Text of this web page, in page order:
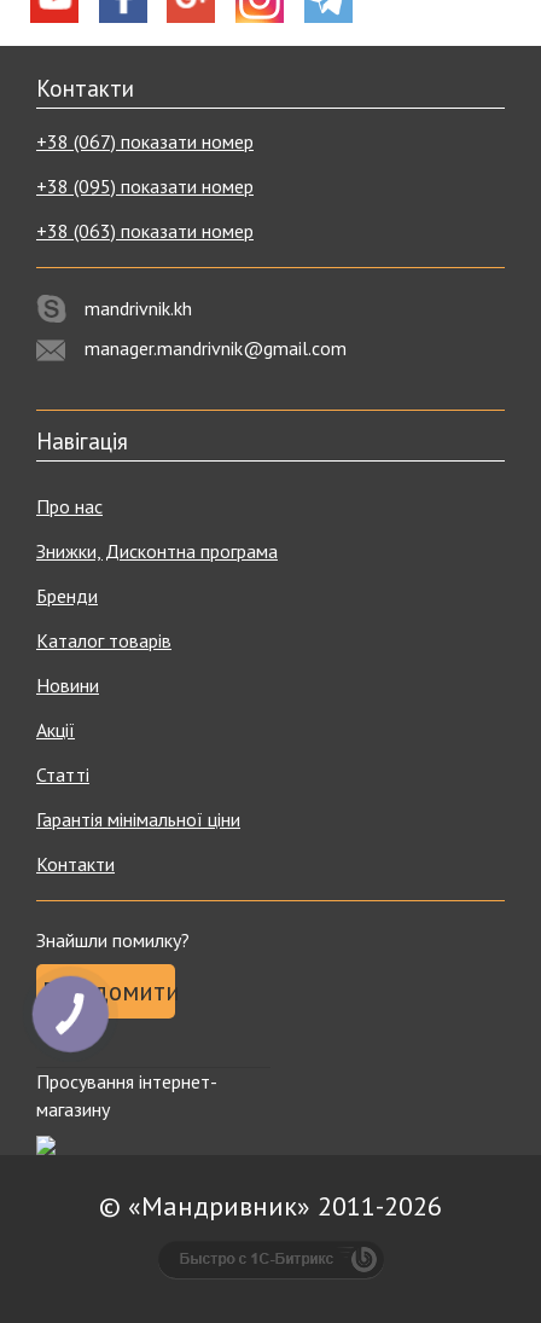
Контакти
+38 (067) показати номер
+38 (095) показати номер
+38 (063) показати номер
mandrivnik.kh
manager.mandrivnik@gmail.com
Навігація
Про нас
Знижки, Дисконтна програма
Бренди
Каталог товарів
Новини
Акції
Статті
Гарантія мінімальної ціни
Контакти
Знайшли помилку?
Повідомити
Просування інтернет-
магазину
© «Мандривник» 2011-2026